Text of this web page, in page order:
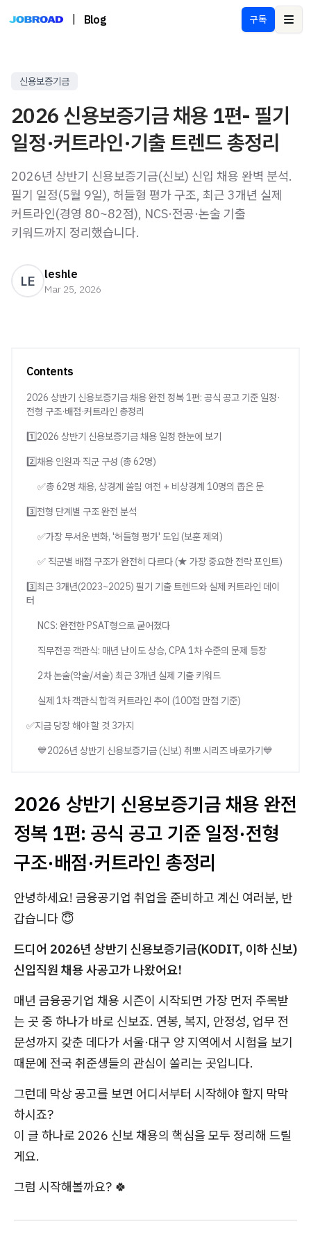
Blog 구독
신용보증기금
2026 신용보증기금 채용 1편- 필기
일정·커트라인·기출 트렌드 총정리
2026년 상반기 신용보증기금(신보) 신입 채용 완벽 분석.
필기 일정(5월 9일), 허들형 평가 구조, 최근 3개년 실제
커트라인(경영 80~82점), NCS·전공·논술 기출
키워드까지 정리했습니다.
LE leshle
Mar 25, 2026
Contents
2026 상반기 신용보증기금 채용 완전 정복 1편: 공식 공고 기준 일정·
전형 구조·배점·커트라인 총정리
1️⃣2026 상반기 신용보증기금 채용 일정 한눈에 보기
2️⃣채용 인원과 직군 구성 (총 62명)
✅총 62명 채용, 상경계 쏠림 여전 + 비상경계 10명의 좁은 문
3️⃣전형 단계별 구조 완전 분석
✅가장 무서운 변화, '허들형 평가' 도입 (보훈 제외)
✅ 직군별 배점 구조가 완전히 다르다 (★ 가장 중요한 전략 포인트)
3️⃣최근 3개년(2023~2025) 필기 기출 트렌드와 실제 커트라인 데이
터
NCS: 완전한 PSAT형으로 굳어졌다
직무전공 객관식: 매년 난이도 상승, CPA 1차 수준의 문제 등장
2차 논술(약술/서술) 최근 3개년 실제 기출 키워드
실제 1차 객관식 합격 커트라인 추이 (100점 만점 기준)
✅지금 당장 해야 할 것 3가지
💙2026년 상반기 신용보증기금 (신보) 취뽀 시리즈 바로가기💙
2026 상반기 신용보증기금 채용 완전
정복 1편: 공식 공고 기준 일정·전형
구조·배점·커트라인 총정리
안녕하세요! 금융공기업 취업을 준비하고 계신 여러분, 반
갑습니다 😇
드디어 2026년 상반기 신용보증기금(KODIT, 이하 신보)
신입직원 채용 사공고가 나왔어요!
매년 금융공기업 채용 시즌이 시작되면 가장 먼저 주목받
는 곳 중 하나가 바로 신보죠. 연봉, 복지, 안정성, 업무 전
문성까지 갖춘 데다가 서울·대구 양 지역에서 시험을 보기
때문에 전국 취준생들의 관심이 쏠리는 곳입니다.
그런데 막상 공고를 보면 어디서부터 시작해야 할지 막막
하시죠?
이 글 하나로 2026 신보 채용의 핵심을 모두 정리해 드릴
게요.
그럼 시작해볼까요? 🍀